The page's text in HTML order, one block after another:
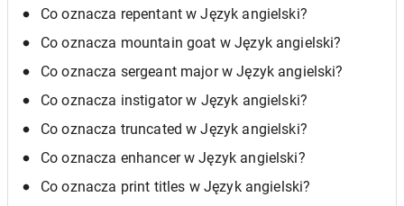
Co oznacza repentant w Język angielski?
Co oznacza mountain goat w Język angielski?
Co oznacza sergeant major w Język angielski?
Co oznacza instigator w Język angielski?
Co oznacza truncated w Język angielski?
Co oznacza enhancer w Język angielski?
Co oznacza print titles w Język angielski?